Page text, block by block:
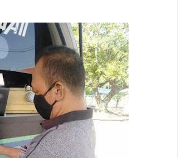
Warga Mulai Kesulitan Air Bersih Akibat Kekeringan,
Polres Kuningan dan PAM Tirta Kamuning Salurakan
12 Ribu Liter
Uniku Jadi Tuan Rumah Pendampingan Penyusunan
Dokumen SPMI
Sudahkah Kita Merdeka Dari Hawa Nafsu?
Info Sembako di Pasar Kepuh Kuningan Kamis 6
Agustus 2026, Daging Naik, Telur Turun
Agenda Kegiatan Bupati Kuningan Jumat 7 Agustus